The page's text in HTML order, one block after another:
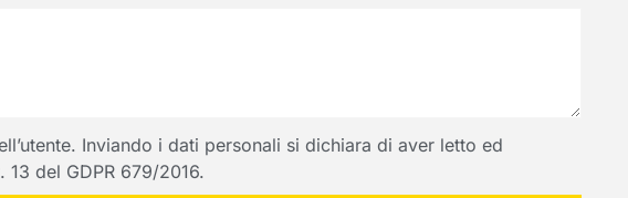
Inviando i dati personali si dichiara di aver letto ed
del GDPR 679/2016.